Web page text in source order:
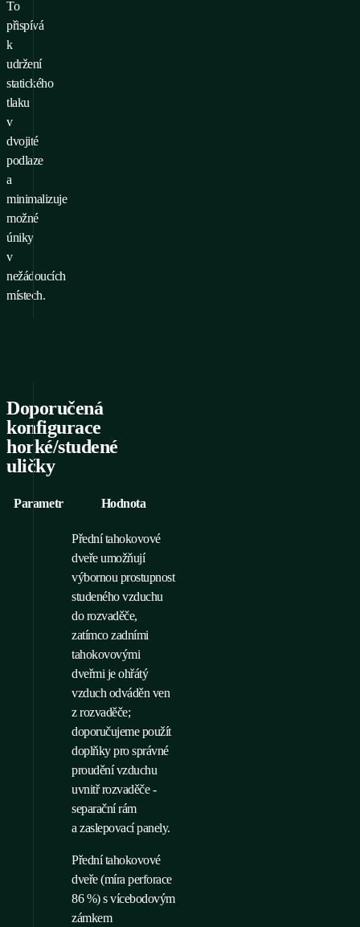
To
přispívá
k
udržení
statického
tlaku
v
dvojité
podlaze
a
minimalizuje
možné
úniky
v
nežádoucích
místech.
Doporučená
konfigurace
horké/studené
uličky
Parametr Hodnota
Přední tahokovové
dveře umožňují
výbornou prostupnost
studeného vzduchu
do rozvaděče,
zatímco zadními
tahokovovými
dveřmi je ohřátý
vzduch odváděn ven
z rozvaděče;
doporučujeme použít
doplňky pro správné
proudění vzduchu
uvnitř rozvaděče -
separační rám
a zaslepovací panely.
Přední tahokovové
dveře (míra perforace
86 %) s vícebodovým
zámkem